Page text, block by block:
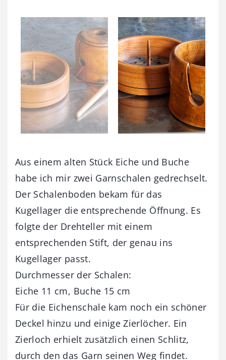
Aus einem alten Stück Eiche und Buche
habe ich mir zwei Garnschalen gedrechselt.
Der Schalenboden bekam für das
Kugellager die entsprechende Öffnung. Es
folgte der Drehteller mit einem
entsprechenden Stift, der genau ins
Kugellager passt.
Durchmesser der Schalen:
Eiche 11 cm, Buche 15 cm
Für die Eichenschale kam noch ein schöner
Deckel hinzu und einige Zierlöcher. Ein
Zierloch erhielt zusätzlich einen Schlitz,
durch den das Garn seinen Weg findet.